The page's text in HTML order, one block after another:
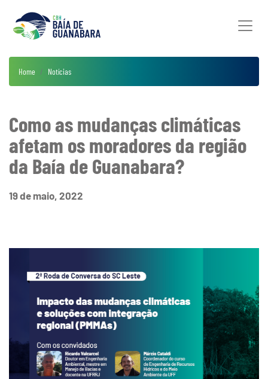
Home Notícias
Como as mudanças climáticas
afetam os moradores da região
da Baía de Guanabara?
19 de maio, 2022